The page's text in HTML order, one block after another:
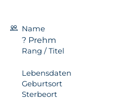
Name
? Prehm
Rang / Titel
Lebensdaten
Geburtsort
Sterbeort